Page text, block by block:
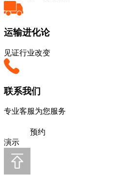
运输进化论
见证行业改变
联系我们
专业客服为您服务
预约
演示